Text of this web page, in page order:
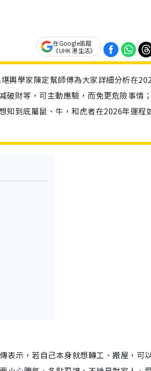
在Google追蹤
《UHK 港生活》
輿學家陳定幫師傅為大家詳細分析在
破財等，可主動應驗，而免更危險事情
知到底屬鼠、牛，和虎者在2026年運程
表示，若自己本身就想轉工、搬屋，可